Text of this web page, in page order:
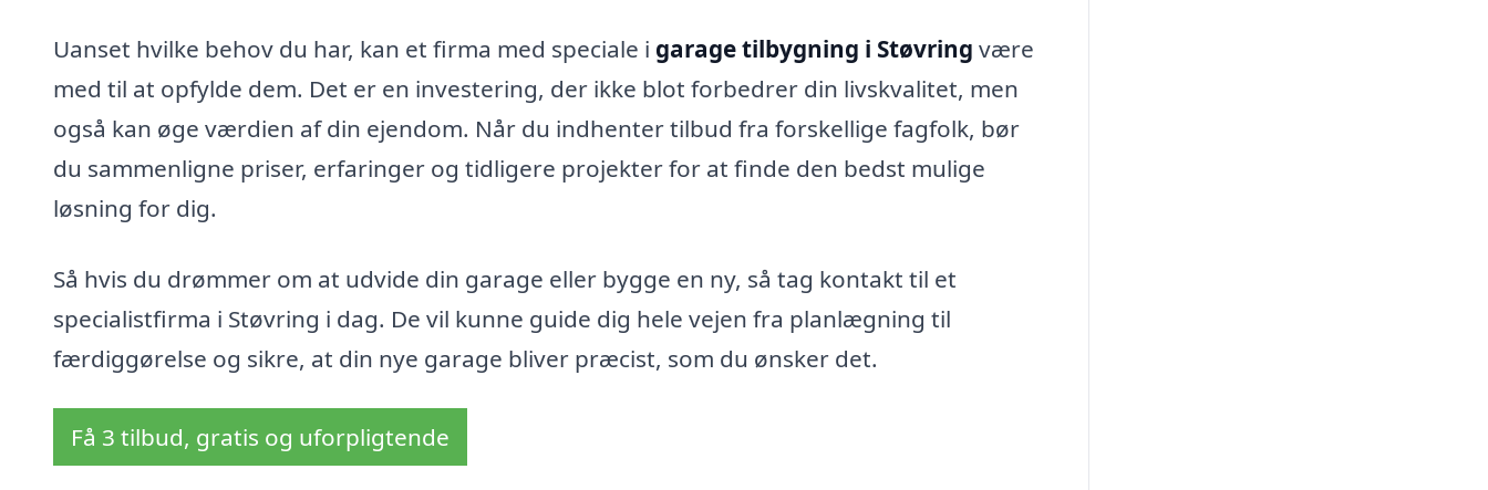
Uanset hvilke behov du har, kan et firma med speciale i garage tilbygning i Støvring være
med til at opfylde dem. Det er en investering, der ikke blot forbedrer din livskvalitet, men
også kan øge værdien af din ejendom. Når du indhenter tilbud fra forskellige fagfolk, bør
du sammenligne priser, erfaringer og tidligere projekter for at finde den bedst mulige
løsning for dig.
Så hvis du drømmer om at udvide din garage eller bygge en ny, så tag kontakt til et
specialistfirma i Støvring i dag. De vil kunne guide dig hele vejen fra planlægning til
færdiggørelse og sikre, at din nye garage bliver præcist, som du ønsker det.
Få 3 tilbud, gratis og uforpligtende